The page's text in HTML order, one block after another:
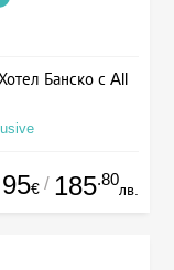
Банско с All
95€ / 185.80
лв.